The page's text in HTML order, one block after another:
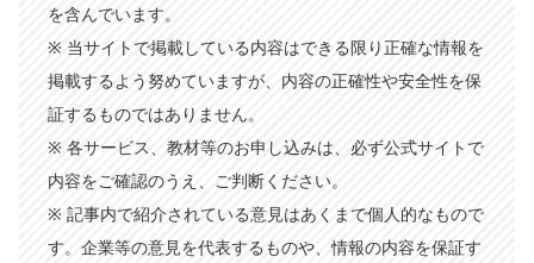
を含んでいます。
※ 当サイトで掲載している内容はできる限り正確な情報を
掲載するよう努めていますが、内容の正確性や安全性を保
証するものではありません。
※ 各サービス、教材等のお申し込みは、必ず公式サイトで
内容をご確認のうえ、ご判断ください。
※ 記事内で紹介されている意見はあくまで個人的なもので
す。企業等の意見を代表するものや、情報の内容を保証す